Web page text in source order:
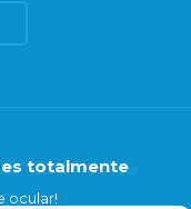
totalmente
ocular!